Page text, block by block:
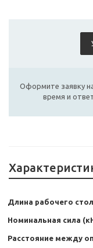
Оформите заявку
время и
Длина рабочего
Номинальная сила
Расстояние между